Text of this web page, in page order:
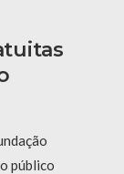
público